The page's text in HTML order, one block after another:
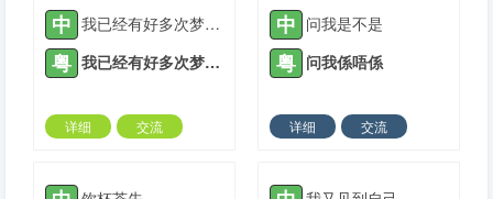
中 我已经有好多次梦到你在我家
粤 我已经有好多次梦到你喺我家
详细
交流
中 问我是不是
粤 问我係唔係
详细
交流